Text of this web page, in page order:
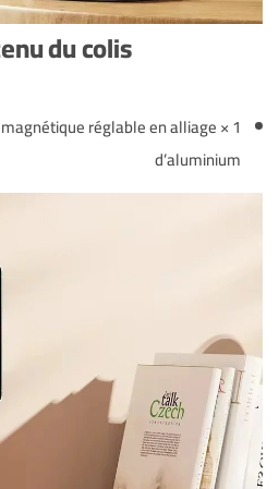
du colis :
magnétique réglable en alliage
d’aluminium